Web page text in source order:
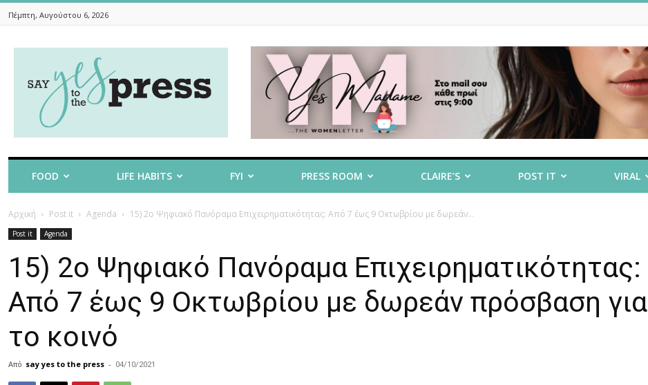
Πέμπτη, Αυγούστου 6, 2026
To
The
FOOD LIFE HABITS FYI PRESS ROOM CLAIRE’S POST IT VIRAL
Αρχική Post it Agenda 15) 2ο Ψηφιακό Πανόραμα Επιχειρηματικότητας: Από 7 έως 9 Οκτωβρίου με δωρεάν...
Post it Agenda
15) 2ο Ψηφιακό Πανόραμα Επιχειρηματικότητας:
Από 7 έως 9 Οκτωβρίου με δωρεάν πρόσβαση για
το κοινό
Από say yes to the press - 04/10/2021